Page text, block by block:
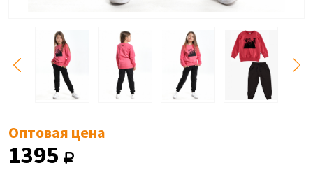
Оптовая цена
1395